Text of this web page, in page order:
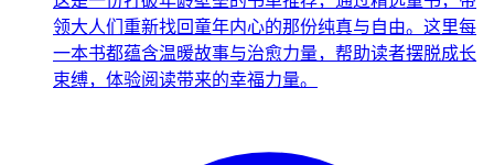
领大人们重新找回童年内心的那份纯真与自由。这里每
一本书都蕴含温暖故事与治愈力量，帮助读者摆脱成长
束缚，体验阅读带来的幸福力量。